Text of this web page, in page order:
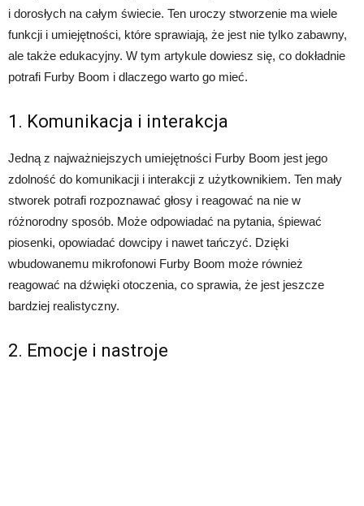
i dorosłych na całym świecie. Ten uroczy stworzenie ma wiele
funkcji i umiejętności, które sprawiają, że jest nie tylko zabawny,
ale także edukacyjny. W tym artykule dowiesz się, co dokładnie
potrafi Furby Boom i dlaczego warto go mieć.
1. Komunikacja i interakcja
Jedną z najważniejszych umiejętności Furby Boom jest jego
zdolność do komunikacji i interakcji z użytkownikiem. Ten mały
stworek potrafi rozpoznawać głosy i reagować na nie w
różnorodny sposób. Może odpowiadać na pytania, śpiewać
piosenki, opowiadać dowcipy i nawet tańczyć. Dzięki
wbudowanemu mikrofonowi Furby Boom może również
reagować na dźwięki otoczenia, co sprawia, że jest jeszcze
bardziej realistyczny.
2. Emocje i nastroje